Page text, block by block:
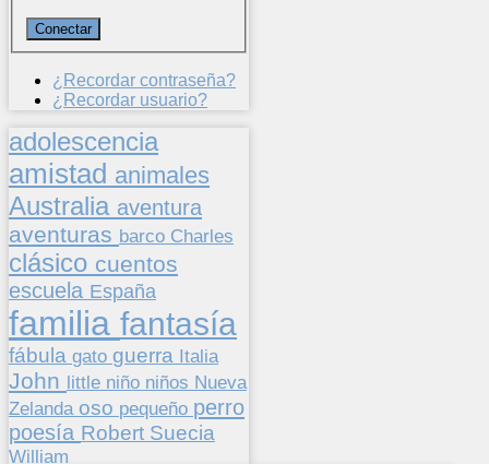
¿Recordar contraseña?
¿Recordar usuario?
adolescencia
amistad animales
Australia aventura
aventuras barco Charles
clásico cuentos
escuela España
familia fantasía
fábula gato guerra Italia
John little niño niños Nueva
Zelanda oso pequeño perro
poesía Robert Suecia
William